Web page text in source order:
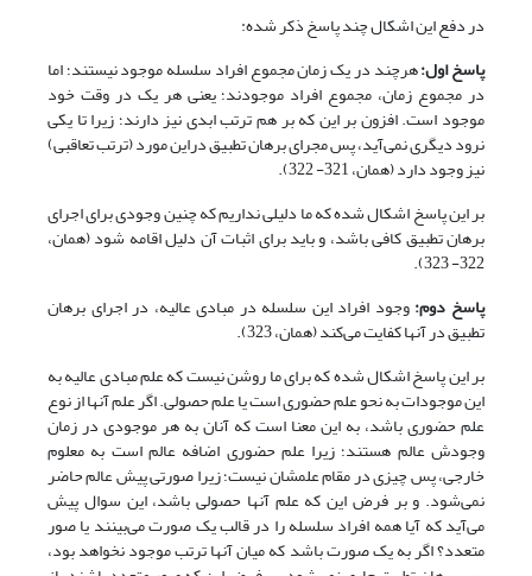
در دفع این اشکال چند پاسخ ذکر شده:
پاسخ اول:هرچند در یک زمان مجموع افراد سلسله موجود نیستند؛ اما
در مجموع زمان، مجموع افراد موجودند؛ یعنی هر یک در وقت خود
موجود است. افزون بر این که بر هم ترتب ابدی نیز دارند؛ زیرا تا یکی
نرود دیگری نمی‌آید، پس مجرای برهان تطبیق دراین مورد (ترتب تعاقبی)
نیز وجود دارد (همان، 321- 322).
بر این پاسخ اشکال شده که ما دلیلی نداریم که چنین وجودی برای اجرای
برهان تطبیق کافی باشد، و باید برای اثبات آن دلیل اقامه شود (همان،
322- 323).
پاسخ دوم:وجود افراد این سلسله در مبادی عالیه، در اجرای برهان
تطبیق در آنها کفایت می‌کند (همان، 323).
بر این پاسخ اشکال شده که برای ما روشن نیست که علم مبادی عالیه به
این موجودات به نحو علم حضوری است یا علم حصولی. اگر علم آنها از نوع
علم حضوری باشد، به این معنا است که آنان به هر موجودی در زمان
وجودش عالم هستند؛ زیرا علم حضوری اضافه عالم است به معلوم
خارجی، پس چیزی در مقام علمشان نیست؛ زیرا صورتی پیش عالم حاضر
نمی‌شود. و بر فرض این که علم آنها حصولی باشد، این سوال پیش
می‌آید که آیا همه افراد سلسله را در قالب یک صورت می‌بینند یا صور
متعدد؟ اگر به یک صورت باشد که میان آنها ترتب موجود نخواهد بود،